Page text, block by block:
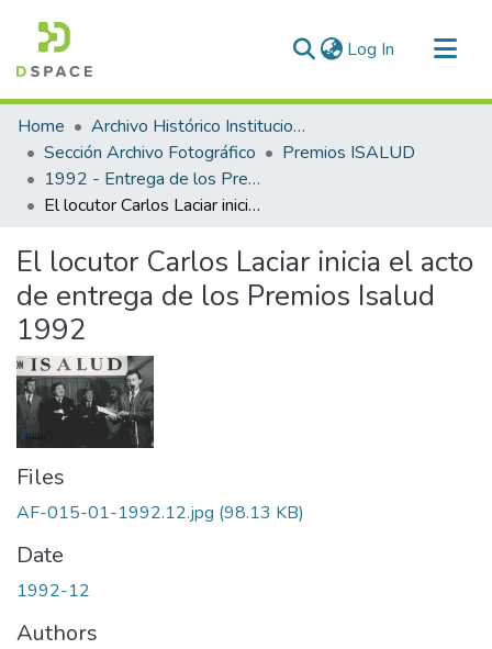
Log In (current)
Communities & Collections
All of DSpace
Statistics
Home
Archivo Histórico Institucional
Sección Archivo Fotográfico
Premios ISALUD
1992 - Entrega de los Premios ISALUD
El locutor Carlos Laciar inicia el acto de entrega de los Premios Isalud 1992
El locutor Carlos Laciar inicia el acto
de entrega de los Premios Isalud
1992
Files
AF-015-01-1992.12.jpg (98.13 KB)
Date
1992-12
Authors